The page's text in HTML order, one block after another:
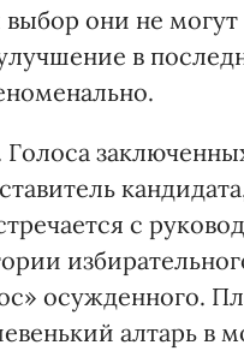
они не
в
с
осужденного.
алтарь